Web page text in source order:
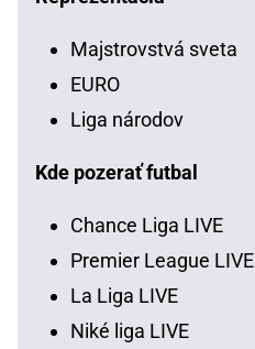
Majstrovstvá sveta
EURO
Liga národov
Kde pozerať futbal
Chance Liga LIVE
Premier League LIVE
La Liga LIVE
Niké liga LIVE